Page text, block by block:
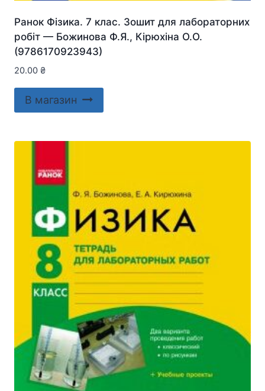
Ранок Фізика. 7 клас. Зошит для лабораторних
робіт — Божинова Ф.Я., Кірюхіна О.О.
(9786170923943)
20.00 ₴
В магазин